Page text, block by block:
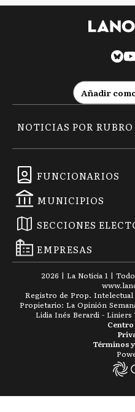
Añadir
FUNCIONARIOS
MUNICIPIOS
SECCIONES
EMPRESAS
NOTICIAS POR RUBRO
2026 | La Noticia 1 |
www.
Registro de Prop. Intelectual
Propietario: La Opinión
Lidia Inés Berardi - Liniers
Términos
Centro